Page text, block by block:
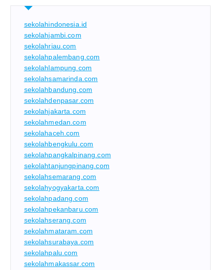
sekolahindonesia.id
sekolahjambi.com
sekolahriau.com
sekolahpalembang.com
sekolahlampung.com
sekolahsamarinda.com
sekolahbandung.com
sekolahdenpasar.com
sekolahjakarta.com
sekolahmedan.com
sekolahaceh.com
sekolahbengkulu.com
sekolahpangkalpinang.com
sekolahtanjungpinang.com
sekolahsemarang.com
sekolahyogyakarta.com
sekolahpadang.com
sekolahpekanbaru.com
sekolahserang.com
sekolahmataram.com
sekolahsurabaya.com
sekolahpalu.com
sekolahmakassar.com